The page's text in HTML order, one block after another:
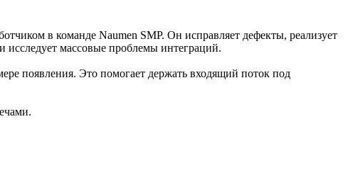
в команде Naumen SMP. Он исправляет дефекты, реализует
исследует массовые проблемы интеграций.
появления. Это помогает держать входящий поток под